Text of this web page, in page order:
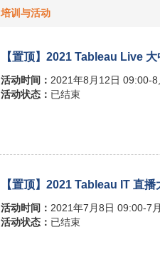
培训与活动
【置顶】2021 Tableau Live
活动时间： 2021年8月12日 09:00-
活动状态： 已结束
【置顶】2021 Tableau IT 直播
活动时间： 2021年7月8日 09:00-7
活动状态： 已结束